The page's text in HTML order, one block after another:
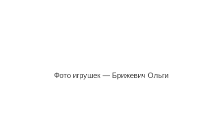
Фото игрушек — Брижевич Ольги